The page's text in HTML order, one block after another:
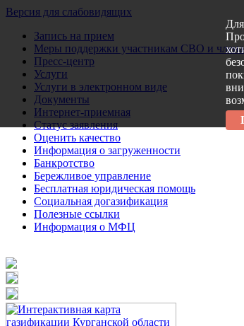
Версия для слабовидящих
Запись на прием
Меры поддержки участникам СВО и
Пресс-центр
Услуги
Услуги в электронном виде
Документы
Интернет-приемная
Статус заявления
Оценить качество
Информация о загруженности
Банкротство
Бережливое управление
Бесплатная юридическая помощь
Социальная догазификация
Полезные ссылки
Информация о МФЦ